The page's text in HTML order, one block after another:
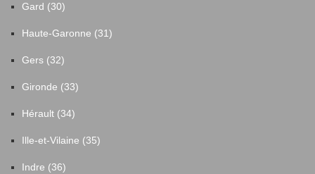
Gard (30)
Haute-Garonne (31)
Gers (32)
Gironde (33)
Hérault (34)
Ille-et-Vilaine (35)
Indre (36)